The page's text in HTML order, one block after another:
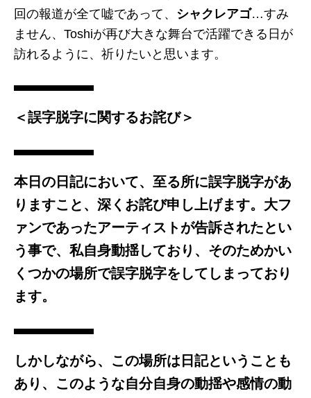
回の報道が全て嘘であって、 シャクレアゴ…すみ
ません、Toshiが再び大きな舞台で活躍できる日が
訪れるように、祈りたいと思います。
＜誤字脱字に関するお詫び＞
本日の日記において、至る所に誤字脱字があ
りますこと、深くお詫び申し上げます。大フ
ァンであったアーティストが告訴されたとい
う事で、私自身動揺しており、そのためかい
くつかの場所で誤字脱字をしてしまっており
ます。
しかしながら、この場所は日記ということも
あり、このような自分自身の動揺や感情の動